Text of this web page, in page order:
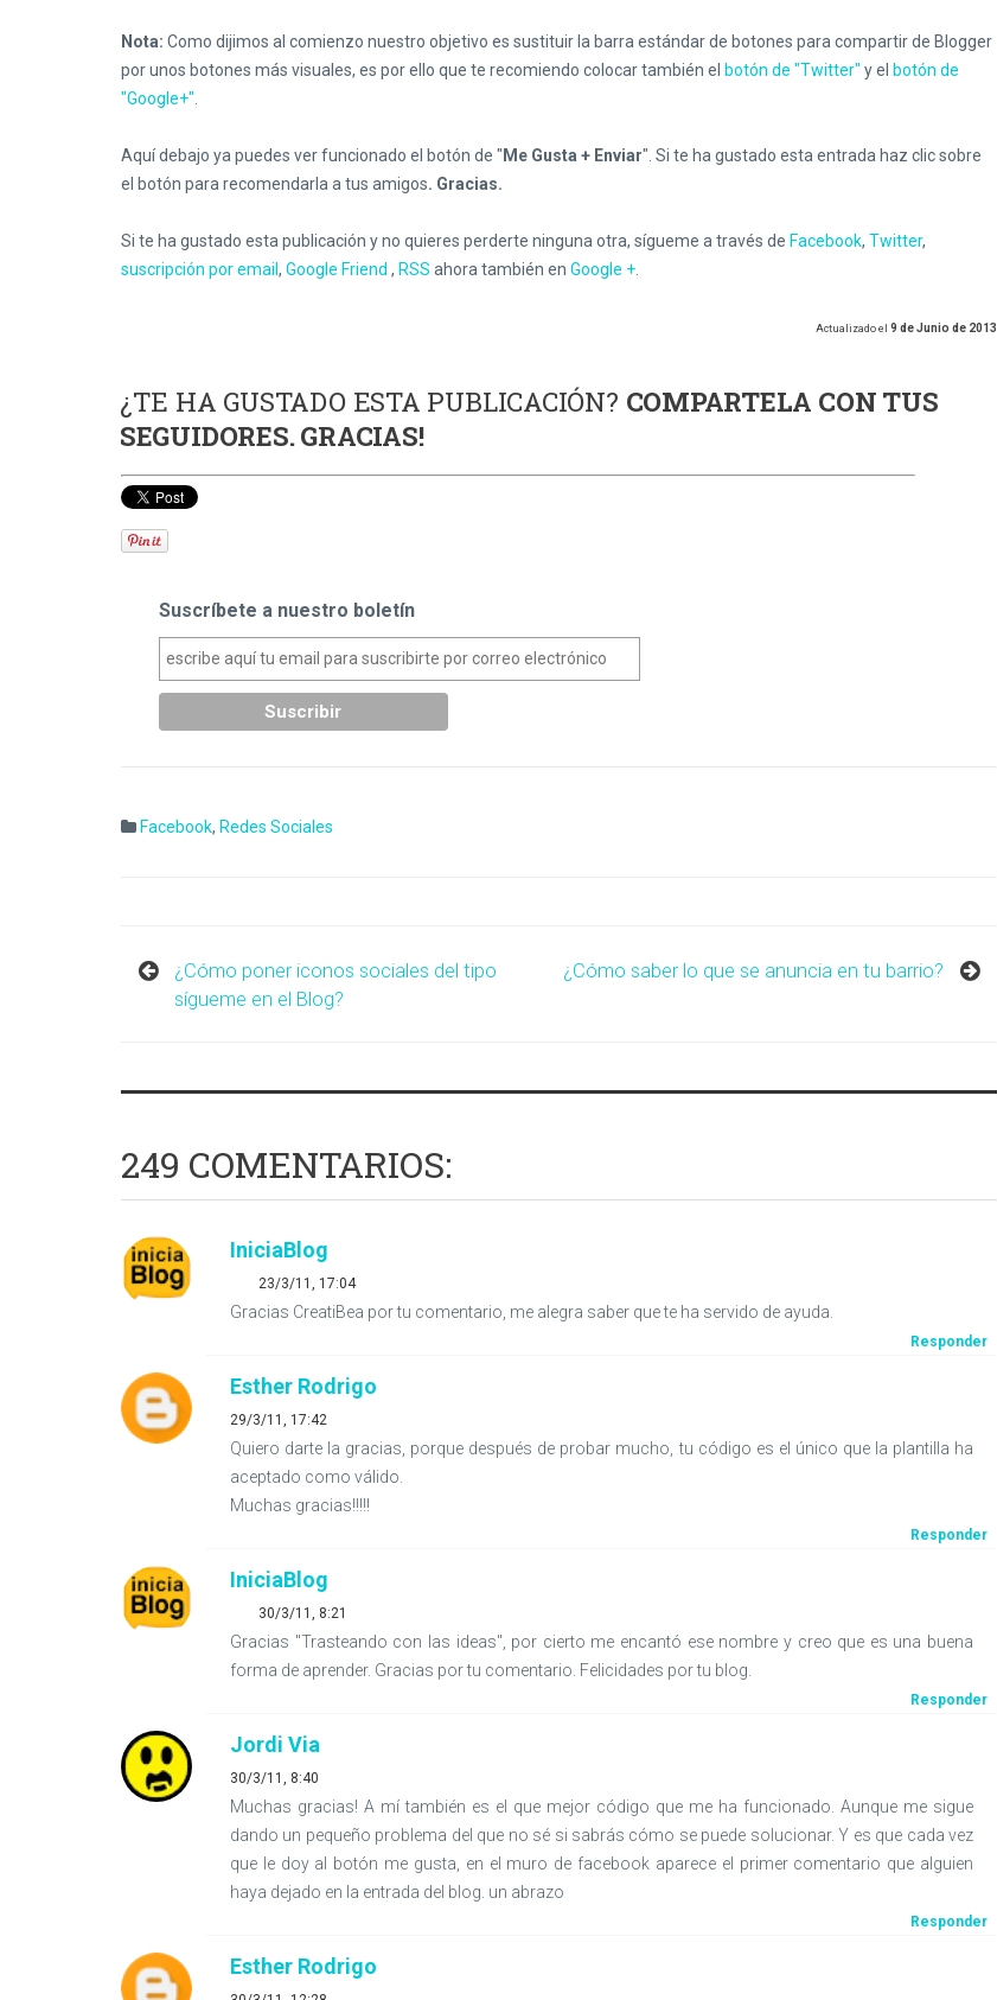
Nota: Como dijimos al comienzo nuestro objetivo es sustituir la barra estándar de botones para compartir de Blogger
por unos botones más visuales, es por ello que te recomiendo colocar también el botón de "Twitter" y el botón de
"Google+"
Aquí debajo ya puedes ver funcionado el botón de " Me Gusta + Enviar". Si te ha gustado esta entrada haz clic sobre
el botón para recomendarla a tus amigos. Gracias.
Si te ha gustado esta publicación y no quieres perderte ninguna otra, sígueme a través de Facebook, Twitter,
suscripción por email , Google Friend , RSS ahora también en Google +
Actualizado el 9 de Junio de 2013
¿TE HA GUSTADO ESTA PUBLICACIÓN? COMPARTELA CON TUS
SEGUIDORES. GRACIAS!
Suscríbete a nuestro boletín
Facebook, Redes Sociales
¿Cómo poner iconos sociales del tipo
sígueme en el Blog?
¿Cómo saber lo que se anuncia en tu barrio?
249 COMENTARIOS:
IniciaBlog
23/3/11, 17:04
Gracias CreatiBea por tu comentario, me alegra saber que te ha servido de ayuda.
Responder
Esther Rodrigo
29/3/11, 17:42
Quiero darte la gracias, porque después de probar mucho, tu código es el único que la plantilla ha
aceptado como válido.
Muchas gracias!!!!!
Responder
IniciaBlog
30/3/11, 8:21
Gracias "Trasteando con las ideas", por cierto me encantó ese nombre y creo que es una buena
forma de aprender. Gracias por tu comentario. Felicidades por tu blog.
Responder
Jordi Via
30/3/11, 8:40
Muchas gracias! A mí también es el que mejor código que me ha funcionado. Aunque me sigue
dando un pequeño problema del que no sé si sabrás cómo se puede solucionar. Y es que cada vez
que le doy al botón me gusta, en el muro de facebook aparece el primer comentario que alguien
haya dejado en la entrada del blog. un abrazo
Responder
Esther Rodrigo